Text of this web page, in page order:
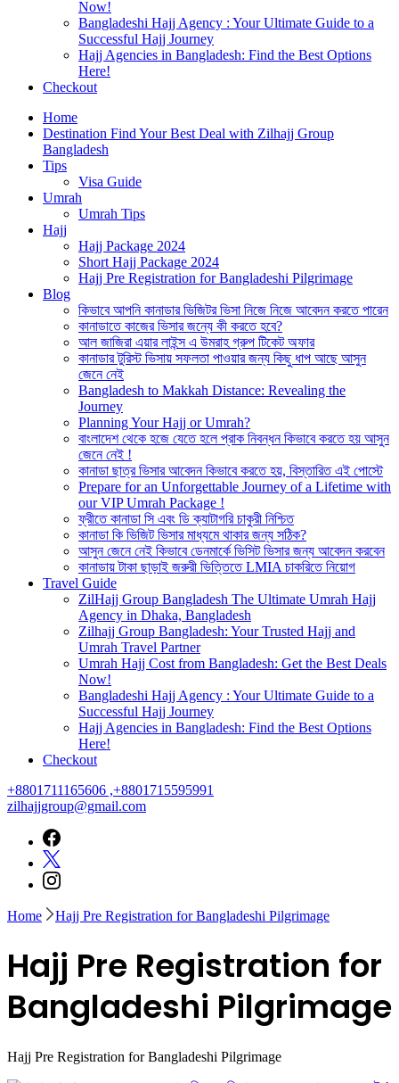
Now!
Bangladeshi Hajj Agency : Your Ultimate Guide to a
Successful Hajj Journey
Hajj Agencies in Bangladesh: Find the Best Options
Here!
Checkout
Home
Destination Find Your Best Deal with Zilhajj Group
Bangladesh
Tips
Visa Guide
Umrah
Umrah Tips
Hajj
Hajj Package 2024
Short Hajj Package 2024
Hajj Pre Registration for Bangladeshi Pilgrimage
Blog
কিভাবে আপনি কানাডার ভিজিটর ভিসা নিজে নিজে আবেদন করতে পারেন
কানাডাতে কাজের ভিসার জন্যে কী করতে হবে?
আল জাজিরা এয়ার লাইন্স এ উমরাহ গ্রুপ টিকেট অফার
কানাডার টুরিস্ট ভিসায় সফলতা পাওয়ার জন্য কিছু ধাপ আছে আসুন
জেনে নেই
Bangladesh to Makkah Distance: Revealing the
Journey
Planning Your Hajj or Umrah?
বাংলাদেশ থেকে হজে যেতে হলে প্রাক নিবন্ধন কিভাবে করতে হয় আসুন
জেনে নেই !
কানাডা ছাত্র ভিসার আবেদন কিভাবে করতে হয়, বিস্তারিত এই পোস্টে
Prepare for an Unforgettable Journey of a Lifetime with
our VIP Umrah Package !
ফ্রীতে কানাডা সি এবং ডি ক্যাটাগরি চাকুরী নিশ্চিত
কানাডা কি ভিজিট ভিসার মাধ্যমে থাকার জন্য সঠিক?
আসুন জেনে নেই কিভাবে ডেনমার্কে ভিসিট ভিসার জন্য আবেদন করবেন
কানাডায় টাকা ছাড়াই জরুরী ভিত্তিতে LMIA চাকরিতে নিয়োগ
Travel Guide
ZilHajj Group Bangladesh The Ultimate Umrah Hajj
Agency in Dhaka, Bangladesh
Zilhajj Group Bangladesh: Your Trusted Hajj and
Umrah Travel Partner
Umrah Hajj Cost from Bangladesh: Get the Best Deals
Now!
Bangladeshi Hajj Agency : Your Ultimate Guide to a
Successful Hajj Journey
Hajj Agencies in Bangladesh: Find the Best Options
Here!
Checkout
+8801711165606 ,+8801715595991
zilhajjgroup@gmail.com
Home Hajj Pre Registration for Bangladeshi Pilgrimage
Hajj Pre Registration for
Bangladeshi Pilgrimage
Hajj Pre Registration for Bangladeshi Pilgrimage